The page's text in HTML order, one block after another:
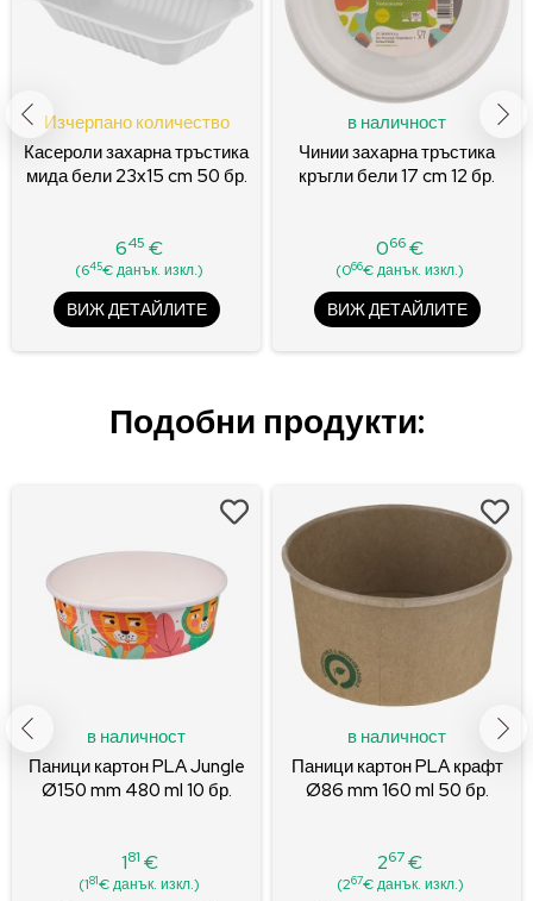
Изчерпано количество
Касероли захарна тръстика
мида бели 23x15 cm 50 бр.
Цена
645 €
(645€ данък. изкл.)
ВИЖ ДЕТАЙЛИТЕ
в наличност
Чинии захарна тръстика
кръгли бели 17 cm 12 бр.
Цена
066€
(066€ данък. изкл.)
ВИЖ ДЕТАЙЛИТЕ
Подобни продукти:
в наличност
Паници картон PLA Jungle
Ø150 mm 480 ml 10 бр.
Цена
181 €
(181€ данък. изкл.)
в наличност
Паници картон PLA крафт
Ø86 mm 160 ml 50 бр.
Цена
267€
(267€ данък. изкл.)